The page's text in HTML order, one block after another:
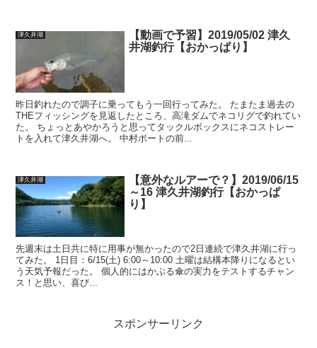
津久井湖
【動画で予習】2019/05/02 津久
井湖釣行【おかっぱり】
昨日釣れたので調子に乗ってもう一回行ってみた。 たまたま過去の
THEフィッシングを見返したところ、高滝ダムでネコリグで釣れてい
た。 ちょっとあやかろうと思ってタックルボックスにネコストレー
トを入れて津久井湖へ。 中村ボートの前...
津久井湖
【意外なルアーで？】2019/06/15
～16 津久井湖釣行【おかっぱ
り】
先週末は土日共に特に用事が無かったので2日連続で津久井湖に行っ
てみた。 1日目：6/15(土) 6:00～10:00 土曜は結構本降りになるとい
う天気予報だった。 個人的にはかぶる傘の実力をテストするチャン
ス！と思い、喜び...
スポンサーリンク